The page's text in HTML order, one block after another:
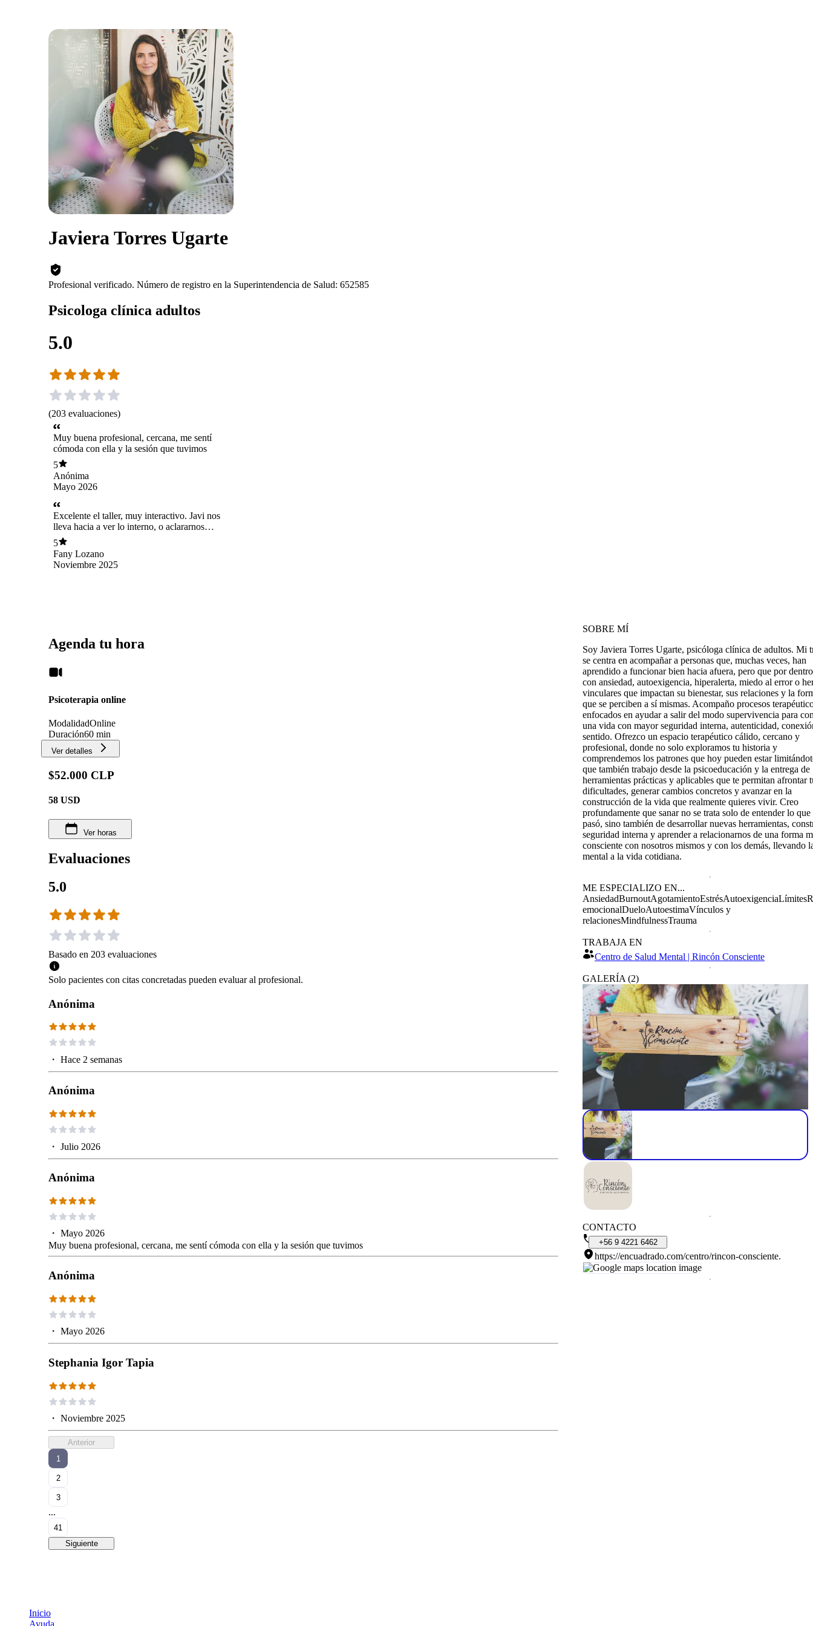
Javiera Torres Ugarte
Profesional verificado. Número de registro en la Superintendencia de Salud: 652585
Psicologa clínica adultos
5.0
(203 evaluaciones)
Muy buena profesional, cercana, me sentí
cómoda con ella y la sesión que tuvimos
5
Anónima
Mayo 2026
Excelente el taller, muy interactivo. Javi nos
lleva hacia a ver lo interno, o aclararnos
mentalmente para accionar y viajar, vivir mas
ligeros en la vida.
5
Fany Lozano
Noviembre 2025
Agenda tu hora
Psicoterapia online
ModalidadOnline
Duración60 min
Ver detalles
$52.000 CLP
58 USD
Ver horas
Evaluaciones
5.0
Basado en 203 evaluaciones
Solo pacientes con citas concretadas pueden evaluar al profesional.
Anónima
・ Hace 2 semanas
Anónima
・ Julio 2026
Anónima
・ Mayo 2026
Muy buena profesional, cercana, me sentí cómoda con ella y la sesión que tuvimos
Anónima
・ Mayo 2026
Stephania Igor Tapia
・ Noviembre 2025
Anterior
1
2
3
...
41
Siguiente
SOBRE MÍ
Soy Javiera Torres Ugarte, psicóloga clínica de adultos. Mi
se centra en acompañar a personas que, muchas veces, han
aprendido a funcionar bien hacia afuera, pero que por
con ansiedad, autoexigencia, hiperalerta, miedo al error o
vinculares que impactan su bienestar, sus relaciones y la
que se perciben a sí mismas. Acompaño procesos
enfocados en ayudar a salir del modo supervivencia para
una vida con mayor seguridad interna, autenticidad,
sentido. Ofrezco un espacio terapéutico cálido, cercano y
profesional, donde no solo exploramos tu historia y
comprendemos los patrones que hoy pueden estar
que también trabajo desde la psicoeducación y la entrega de
herramientas prácticas y aplicables que te permitan afrontar
dificultades, generar cambios concretos y avanzar en la
construcción de la vida que realmente quieres vivir. Creo
profundamente que sanar no se trata solo de entender lo que
pasó, sino también de desarrollar nuevas herramientas,
seguridad interna y aprender a relacionarnos de una forma
consciente con nosotros mismos y con los demás, llevando
mental a la vida cotidiana.
ME ESPECIALIZO EN...
AnsiedadBurnoutAgotamientoEstrésAutoexigenciaLímites
emocionalDueloAutoestimaVínculos y
relacionesMindfulnessTrauma
TRABAJA EN
Centro de Salud Mental | Rincón Consciente
GALERÍA (2)
CONTACTO
+56 9 4221 6462
https://encuadrado.com/centro/rincon-consciente.
Inicio